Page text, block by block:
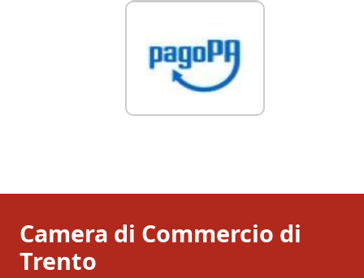
Camera di Commercio di
Trento